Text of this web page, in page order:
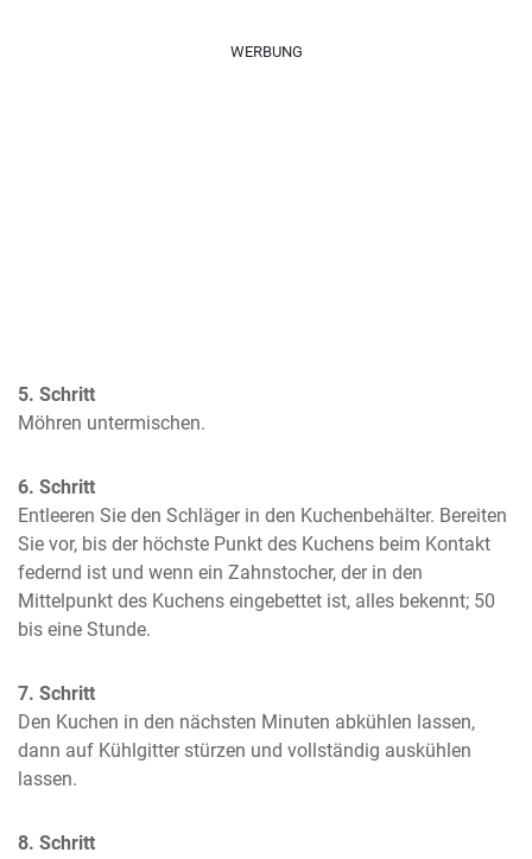
WERBUNG
5. Schritt
Möhren untermischen.
6. Schritt
Entleeren Sie den Schläger in den Kuchenbehälter. Bereiten
Sie vor, bis der höchste Punkt des Kuchens beim Kontakt
federnd ist und wenn ein Zahnstocher, der in den
Mittelpunkt des Kuchens eingebettet ist, alles bekennt; 50
bis eine Stunde.
7. Schritt
Den Kuchen in den nächsten Minuten abkühlen lassen,
dann auf Kühlgitter stürzen und vollständig auskühlen
lassen.
8. Schritt